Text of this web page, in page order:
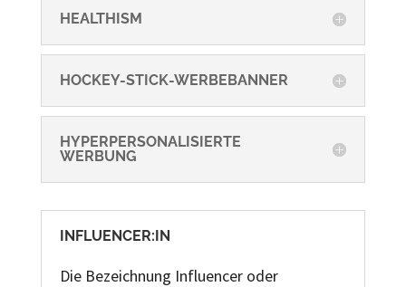
HEALTHISM
HOCKEY-STICK-WERBEBANNER
HYPERPERSONALISIERTE
WERBUNG
INFLUENCER:IN
Die Bezeichnung Influencer oder